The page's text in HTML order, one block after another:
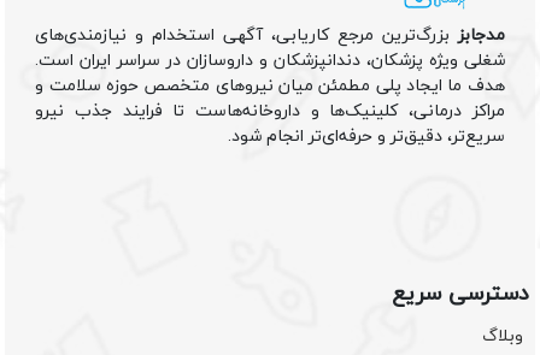
مدجابزبزرگ‌ترین مرجع کاریابی، آگهی استخدام و نیازمندی‌های
شغلی ویژه پزشکان، دندانپزشکان و داروسازان در سراسر ایران است.
هدف ما ایجاد پلی مطمئن میان نیروهای متخصص حوزه سلامت و
مراکز درمانی، کلینیک‌ها و داروخانه‌هاست تا فرایند جذب نیرو
سریع‌تر، دقیق‌تر و حرفه‌ای‌تر انجام شود.
دسترسی سریع
وبلاگ